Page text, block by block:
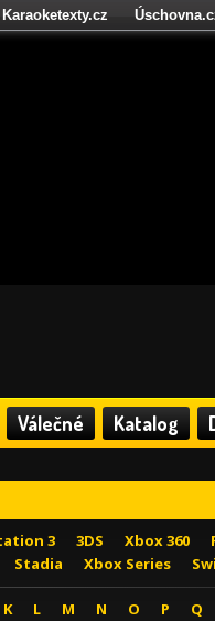
Válečné Katalog
3 3DS Xbox 360
Stadia Xbox Series
K L M N O P Q
Karaoketexty.cz